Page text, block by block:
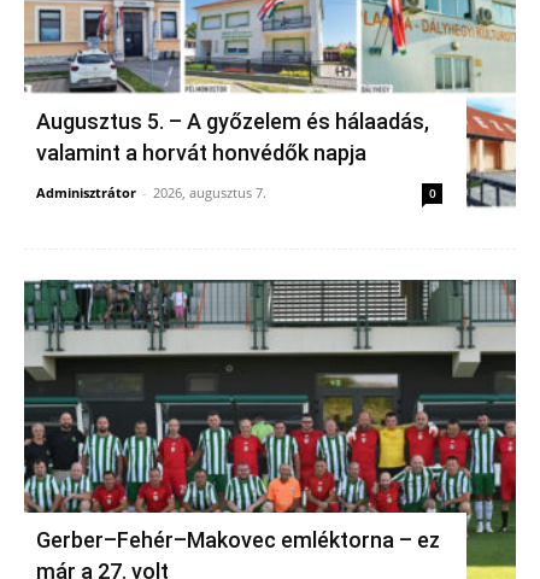
Augusztus 5. – A győzelem és hálaadás,
valamint a horvát honvédők napja
Adminisztrátor - 2026, augusztus 7. 0
Gerber–Fehér–Makovec emléktorna – ez
már a 27. volt